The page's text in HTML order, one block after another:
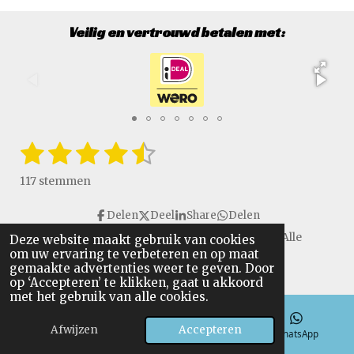
Deze website maakt gebruik van cookies
om uw ervaring te verbeteren en op maat
gemaakte advertenties weer te geven. Door
op ‘Accepteren’ te klikken, gaat u akkoord
met het gebruik van alle cookies.
Afwijzen Accepteren
Veilig en vertrouwd betalen met:
R
a
t
n
g
:
4
.
1
s
e
r
2
s
e
r
r
e
n
3
s
e
r
r
e
n
4
t
e
r
r
e
5
t
e
r
r
e
S
e
117 stemmen
Delen Deel Share Delen
Copyright © 2016 - 2026 VanGulikSpecialTools. Alle
rechten voorbehouden.
E-mailadres Telefoonnummer WhatsApp